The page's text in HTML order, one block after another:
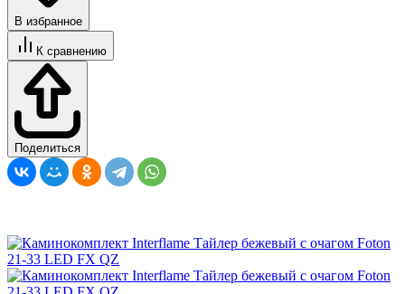
В избранное
К сравнению
Поделиться